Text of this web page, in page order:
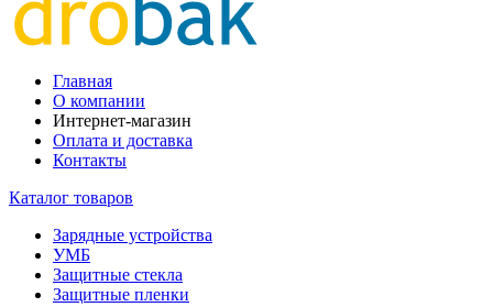
Главная
О компании
Интернет-магазин
Оплата и доставка
Контакты
Каталог товаров
Зарядные устройства
УМБ
Защитные стекла
Защитные пленки